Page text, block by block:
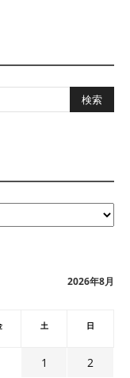
2026年8月
土 日
1
2